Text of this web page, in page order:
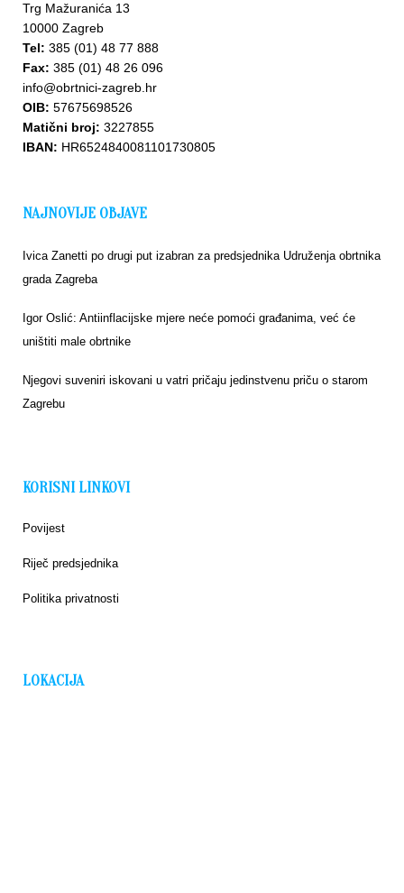
Trg Mažuranića 13
10000 Zagreb
Tel: 385 (01) 48 77 888
Fax: 385 (01) 48 26 096
info@obrtnici-zagreb.hr
OIB: 57675698526
Matični broj: 3227855
IBAN: HR6524840081101730805
NAJNOVIJE OBJAVE
Ivica Zanetti po drugi put izabran za predsjednika Udruženja obrtnika
grada Zagreba
Igor Oslić: Antiinflacijske mjere neće pomoći građanima, već će
uništiti male obrtnike
Njegovi suveniri iskovani u vatri pričaju jedinstvenu priču o starom
Zagrebu
KORISNI LINKOVI
Povijest
Riječ predsjednika
Politika privatnosti
LOKACIJA